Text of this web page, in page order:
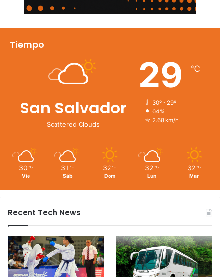
Tiempo
San Salvador
Scattered Clouds
29 ℃
30º - 29º
64%
2.68 km/h
30 ℃
Vie
31 ℃
Sáb
32 ℃
Dom
32 ℃
Lun
32 ℃
Mar
Recent Tech News